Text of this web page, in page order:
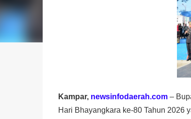
Kampar, newsinfodaerah.com–
Hari Bhayangkara ke-80 Tahun 2026